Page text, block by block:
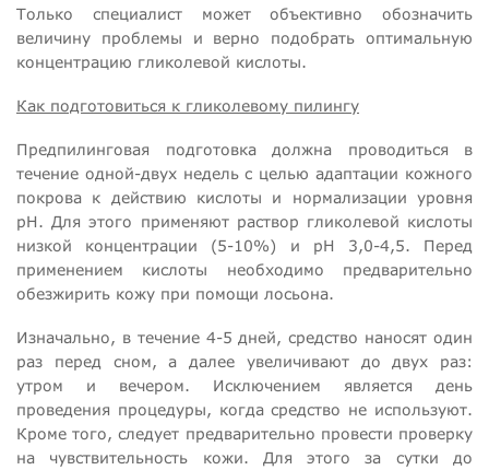
Только специалист может объективно обозначить
величину проблемы и верно подобрать оптимальную
концентрацию гликолевой кислоты.
Как подготовиться к гликолевому пилингу
Предпилинговая подготовка должна проводиться в
течение одной-двух недель с целью адаптации кожного
покрова к действию кислоты и нормализации уровня
рН. Для этого применяют раствор гликолевой кислоты
низкой концентрации (5-10%) и рН 3,0-4,5. Перед
применением кислоты необходимо предварительно
обезжирить кожу при помощи лосьона.
Изначально, в течение 4-5 дней, средство наносят один
раз перед сном, а далее увеличивают до двух раз:
утром и вечером. Исключением является день
проведения процедуры, когда средство не используют.
Кроме того, следует предварительно провести проверку
на чувствительность кожи. Для этого за сутки до